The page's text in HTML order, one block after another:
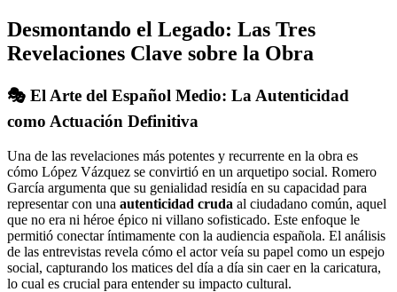
Desmontando el Legado: Las Tres
Revelaciones Clave sobre la Obra
🎭 El Arte del Español Medio: La Autenticidad
como Actuación Definitiva
Una de las revelaciones más potentes y recurrente en la obra es
cómo López Vázquez se convirtió en un arquetipo social. Romero
García argumenta que su genialidad residía en su capacidad para
representar con una autenticidad cruda al ciudadano común, aquel
que no era ni héroe épico ni villano sofisticado. Este enfoque le
permitió conectar íntimamente con la audiencia española. El análisis
de las entrevistas revela cómo el actor veía su papel como un espejo
social, capturando los matices del día a día sin caer en la caricatura,
lo cual es crucial para entender su impacto cultural.